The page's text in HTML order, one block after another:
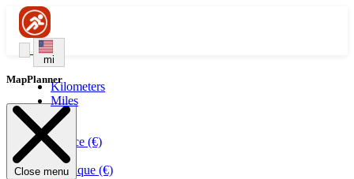
mi
Kilometers
Miles
France (€)
Belgique (€)
MapPlanner
Close menu